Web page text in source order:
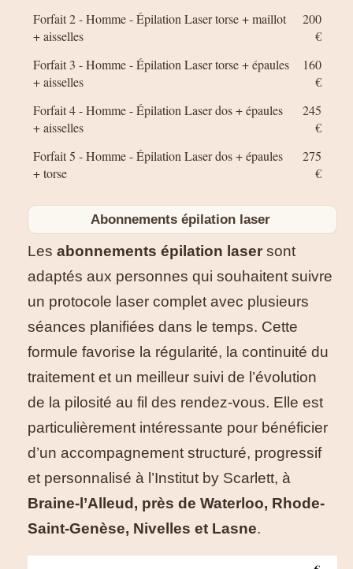
Forfait 2 - Homme - Épilation Laser torse + maillot
+ aisselles
200
€
Forfait 3 - Homme - Épilation Laser torse + épaules
+ aisselles
160
€
Forfait 4 - Homme - Épilation Laser dos + épaules
+ aisselles
245
€
Forfait 5 - Homme - Épilation Laser dos + épaules
+ torse
275
€
Abonnements épilation laser
Les abonnements épilation laser sont
adaptés aux personnes qui souhaitent suivre
un protocole laser complet avec plusieurs
séances planifiées dans le temps. Cette
formule favorise la régularité, la continuité du
traitement et un meilleur suivi de l’évolution
de la pilosité au fil des rendez-vous. Elle est
particulièrement intéressante pour bénéficier
d’un accompagnement structuré, progressif
et personnalisé à l’Institut by Scarlett, à
Braine-l’Alleud, près de Waterloo, Rhode-
Saint-Genèse, Nivelles et Lasne.